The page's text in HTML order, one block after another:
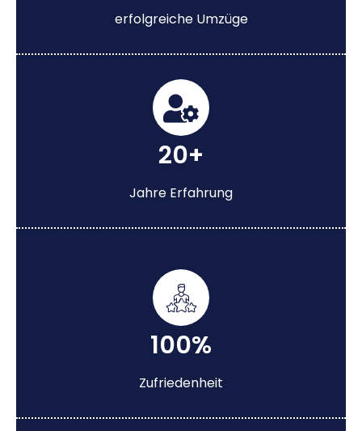
erfolgreiche Umzüge
20+
Jahre Erfahrung
100%
Zufriedenheit